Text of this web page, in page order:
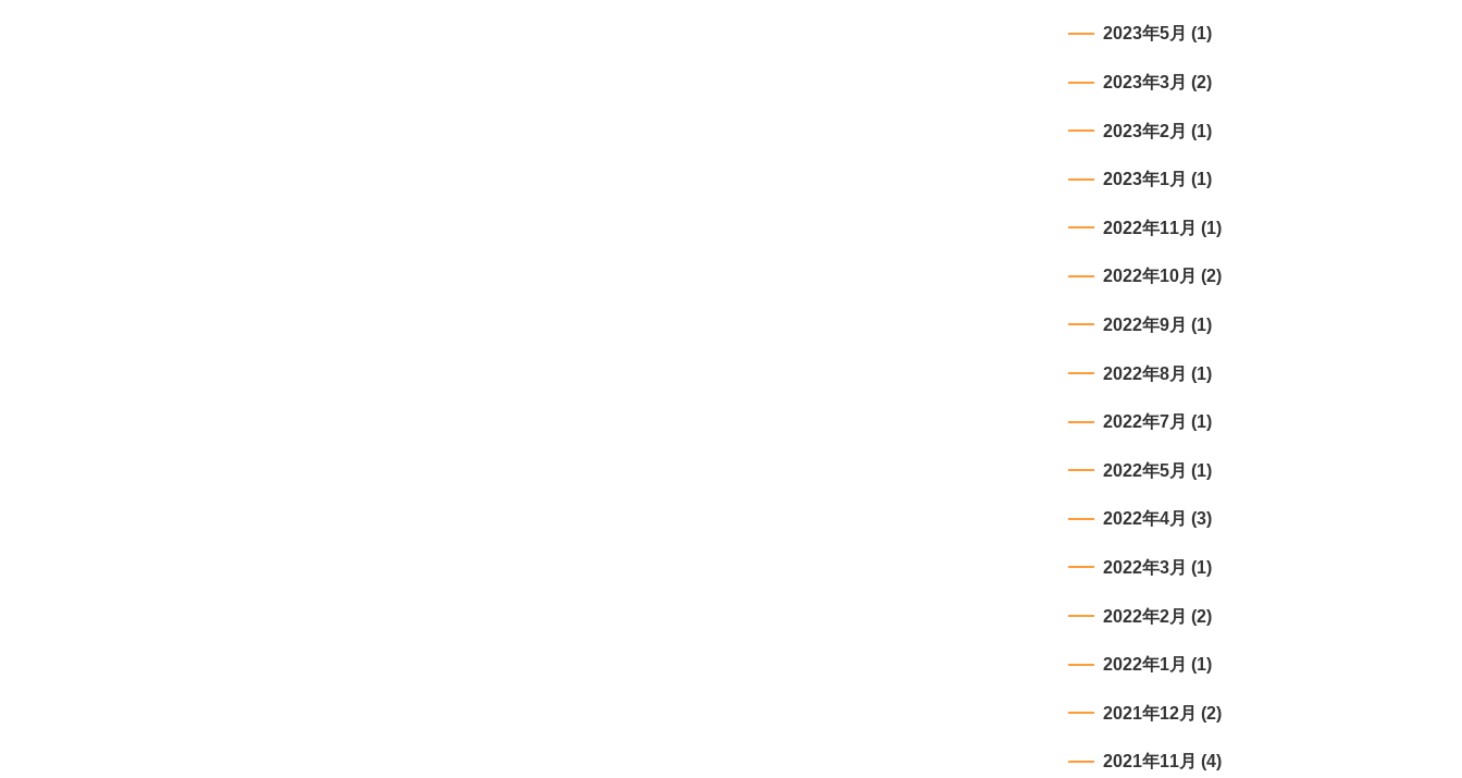
2023年5月 (1)
2023年3月 (2)
2023年2月 (1)
2023年1月 (1)
2022年11月 (1)
2022年10月 (2)
2022年9月 (1)
2022年8月 (1)
2022年7月 (1)
2022年5月 (1)
2022年4月 (3)
2022年3月 (1)
2022年2月 (2)
2022年1月 (1)
2021年12月 (2)
2021年11月 (4)